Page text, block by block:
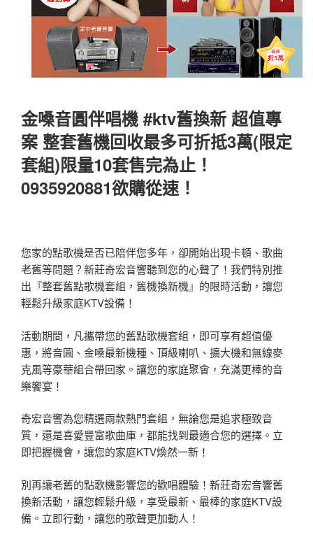
金嗓音圓伴唱機 #ktv舊換新 超值專
案 整套舊機回收最多可折抵3萬(限定
套組)限量10套售完為止！
0935920881欲購從速！
您家的點歌機是否已陪伴您多年，卻開始出現卡頓、歌曲
老舊等問題？新莊奇宏音響聽到您的心聲了！我們特別推
出『整套舊點歌機套組，舊機換新機』的限時活動，讓您
輕鬆升級家庭KTV設備！
活動期間，凡攜帶您的舊點歌機套組，即可享有超值優
惠，將音圓、金嗓最新機種、頂級喇叭、擴大機和無線麥
克風等豪華組合帶回家。讓您的家庭聚會，充滿更棒的音
樂饗宴！
奇宏音響為您精選兩款熱門套組，無論您是追求極致音
質，還是喜愛豐富歌曲庫，都能找到最適合您的選擇。立
即把握機會，讓您的家庭KTV煥然一新！
別再讓老舊的點歌機影響您的歡唱體驗！新莊奇宏音響舊
換新活動，讓您輕鬆升級，享受最新、最棒的家庭KTV設
備。立即行動，讓您的歌聲更加動人！